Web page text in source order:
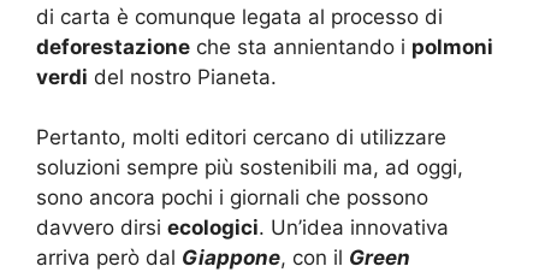
di carta è comunque legata al processo di
deforestazione che sta annientando i polmoni
verdi del nostro Pianeta.
Pertanto, molti editori cercano di utilizzare
soluzioni sempre più sostenibili ma, ad oggi,
sono ancora pochi i giornali che possono
davvero dirsi ecologici. Un’idea innovativa
arriva però dal Giappone, con il Green